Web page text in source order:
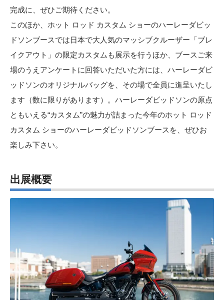
完成に、ぜひご期待ください。
このほか、ホット ロッド カスタム ショーのハーレーダビッ
ドソンブースでは日本で大人気のマッシブクルーザー「ブレ
イクアウト」の限定カスタムも展示を行うほか、ブースご来
場のうえアンケートに回答いただいた方には、ハーレーダビ
ッドソンのオリジナルバッグを、その場で全員に進呈いたし
ます（数に限りがあります）。ハーレーダビッドソンの原点
ともいえる“カスタム”の魅力が詰まった今年のホット ロッド
カスタム ショーのハーレーダビッドソンブースを、ぜひお
楽しみ下さい。
出展概要